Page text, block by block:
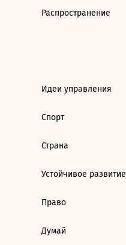
Распространение
Идеи управления
Спорт
Страна
Устойчивое развитие
Право
Думай